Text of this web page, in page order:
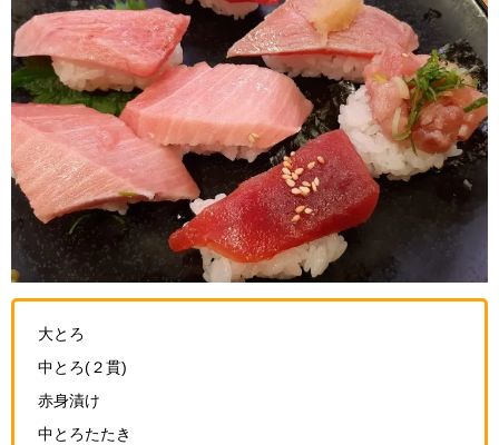
大とろ
中とろ(２貫)
赤身漬け
中とろたたき